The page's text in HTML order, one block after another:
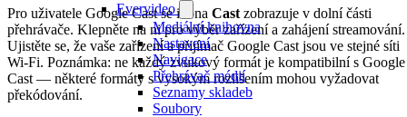
Evervideo
Mediální knihovna
Nastavení
Navigace
Přehrávač médií
Seznamy skladeb
Soubory
Pro uživatele Google Cast se ikona Cast zobrazuje v dolní části
přehrávače. Klepněte na ni pro výběr zařízení a zahájení streamování.
Ujistěte se, že vaše zařízení a přijímač Google Cast jsou ve stejné síti
Wi-Fi. Poznámka: ne každý zvukový formát je kompatibilní s Google
Cast — některé formáty s vysokým rozlišením mohou vyžadovat
překódování.